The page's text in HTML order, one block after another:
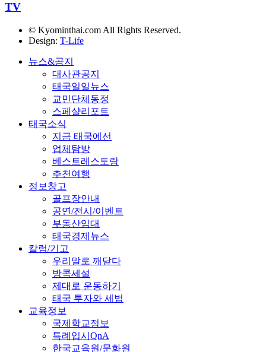
TV
© Kyominthai.com All Rights Reserved.
Design: T-Life
뉴스&공지
대사관공지
태국일일뉴스
교민단체동정
스페샬리포트
태국소식
지금 태국에선
업체탐방
베스트레스토랑
추천여행
정보창고
골프장안내
공연/전시/이벤트
부동산임대
태국경제뉴스
칼럼/기고
우리말로 깨닫다
방콕세설
제대로 운동하기
태국 투자와 세법
교육정보
국제학교정보
특례입시QnA
한국교육원/문화원